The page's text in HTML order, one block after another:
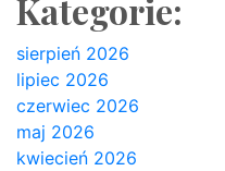
Kategorie:
sierpień 2026
lipiec 2026
czerwiec 2026
maj 2026
kwiecień 2026